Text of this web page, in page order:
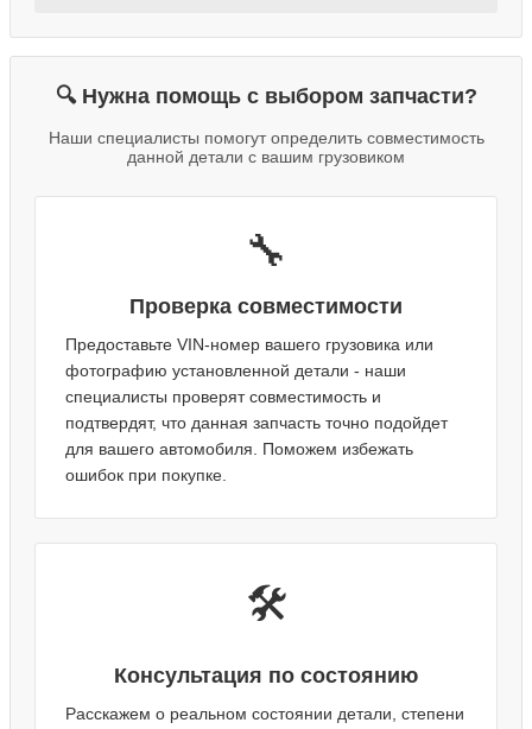
🔍 Нужна помощь с выбором запчасти?
Наши специалисты помогут определить совместимость
данной детали с вашим грузовиком
🔧
Проверка совместимости
Предоставьте VIN-номер вашего грузовика или
фотографию установленной детали - наши
специалисты проверят совместимость и
подтвердят, что данная запчасть точно подойдет
для вашего автомобиля. Поможем избежать
ошибок при покупке.
🛠️
Консультация по состоянию
Расскажем о реальном состоянии детали, степени